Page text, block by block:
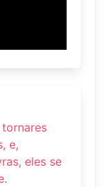
tornares
e,
eles se